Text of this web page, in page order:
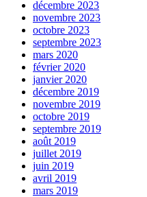
décembre 2023
novembre 2023
octobre 2023
septembre 2023
mars 2020
février 2020
janvier 2020
décembre 2019
novembre 2019
octobre 2019
septembre 2019
août 2019
juillet 2019
juin 2019
avril 2019
mars 2019